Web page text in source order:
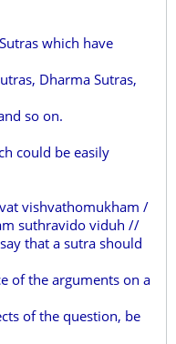
which have
Dharma Sutras,
so on.
could be easily
vishvathomukham /
suthravido viduh //
that a sutra should
of the arguments on a
of the question, be